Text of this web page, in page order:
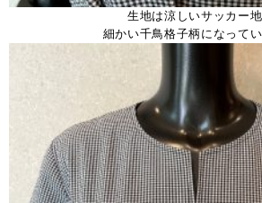
生地は涼しいサッカー地
細かい千鳥格子柄になって